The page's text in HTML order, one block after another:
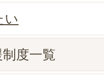
い
度一覧